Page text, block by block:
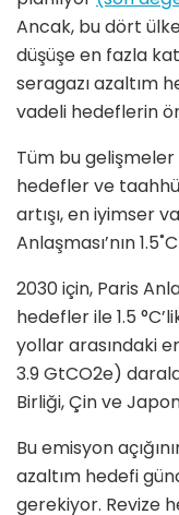
Ancak, bu dört
düşüşe en fazla
seragazı azaltım
vadeli hedeflerin
Tüm bu
hedefler ve
artışı, en iyimser
Anlaşması’nın
2030 için, Paris
hedefler ile 1.5
yollar arasındaki
3.9 GtCO2e)
Birliği, Çin ve
Bu emisyon
azaltım hedefi
gerekiyor. Revize